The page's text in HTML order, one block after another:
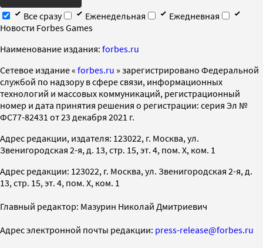
Все сразу
Еженедельная
Ежедневная
Новости Forbes Games
Наименование издания: forbes.ru
Cетевое издание « forbes.ru » зарегистрировано Федеральной
службой по надзору в сфере связи, информационных
технологий и массовых коммуникаций, регистрационный
номер и дата принятия решения о регистрации: серия Эл №
ФС77-82431 от 23 декабря 2021 г.
Адрес редакции, издателя: 123022, г. Москва, ул.
Звенигородская 2-я, д. 13, стр. 15, эт. 4, пом. X, ком. 1
Адрес редакции: 123022, г. Москва, ул. Звенигородская 2-я, д.
13, стр. 15, эт. 4, пом. X, ком. 1
Главный редактор: Мазурин Николай Дмитриевич
Адрес электронной почты редакции: press-release@forbes.ru